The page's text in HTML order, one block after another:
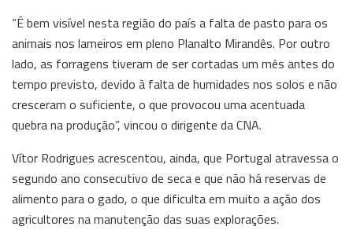
“É bem visível nesta região do país a falta de pasto para os
animais nos lameiros em pleno Planalto Mirandês. Por outro
lado, as forragens tiveram de ser cortadas um mês antes do
tempo previsto, devido à falta de humidades nos solos e não
cresceram o suficiente, o que provocou uma acentuada
quebra na produção”, vincou o dirigente da CNA.
Vítor Rodrigues acrescentou, ainda, que Portugal atravessa o
segundo ano consecutivo de seca e que não há reservas de
alimento para o gado, o que dificulta em muito a ação dos
agricultores na manutenção das suas explorações.